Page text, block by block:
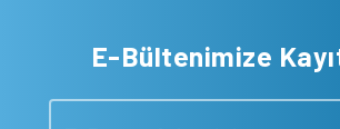
E-Bültenimize